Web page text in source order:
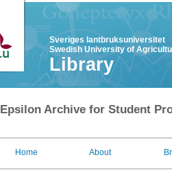
Sveriges lantbruksuniversitet
Swedish University of
Library
Epsilon Archive for Student
Home About